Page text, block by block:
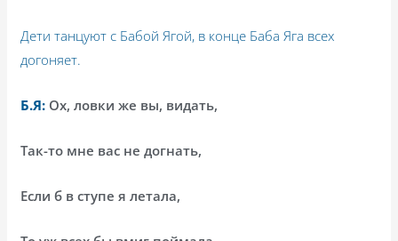
Дети танцуют с Бабой Ягой, в конце Баба Яга всех
догоняет.
Б.Я: Ох, ловки же вы, видать,
Так-то мне вас не догнать,
Если б в ступе я летала,